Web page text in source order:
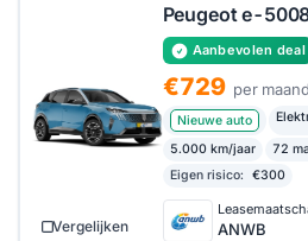
Peugeot e-
Aanbevolen deal
€729 per maand
Nieuwe auto
5.000 km/jaar
72
Eigen risico:
€300
ANWB
Vergelijken